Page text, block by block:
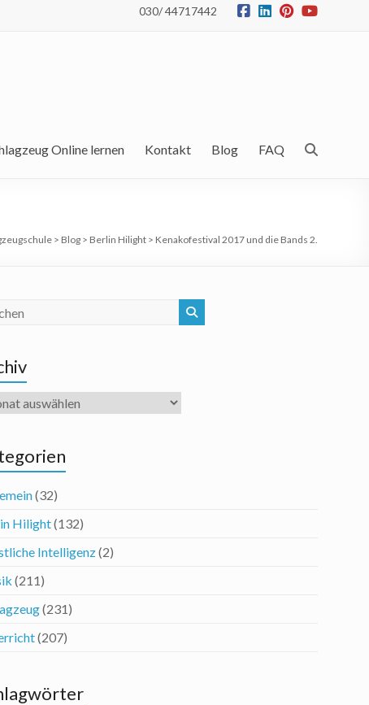
030/ 44717442
Online lernen Kontakt Blog FAQ
> Blog > Berlin Hilight > Kenakofestival 2017 und die Bands 2.
(32)
Hilight(132)
Intelligenz(2)
(211)
(231)
(207)